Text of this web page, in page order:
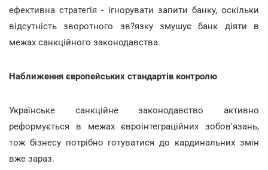
ефективна стратегія - ігнорувати запити банку, оскільки
відсутність зворотного зв?язку змушує банк діяти в
межах санкційного законодавства.
Наближення європейських стандартів контролю
Українське санкційне законодавство активно
реформується в межах євроінтеграційних зобов'язань,
тож бізнесу потрібно готуватися до кардинальних змін
вже зараз.